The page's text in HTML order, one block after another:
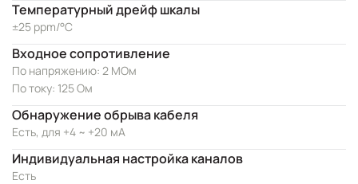
Температурный дрейф шкалы
±25 ppm/°C
Входное сопротивление
По напряжению: 2 МОм
По току: 125 Ом
Обнаружение обрыва кабеля
Есть, для +4 ~ +20 мА
Индивидуальная настройка каналов
Есть